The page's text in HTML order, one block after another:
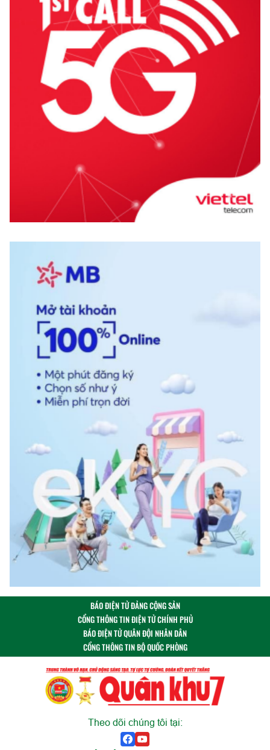
BÁO ĐIỆN TỬ ĐẢNG CỘNG SẢN
CỔNG THÔNG TIN ĐIỆN TỬ CHÍNH PHỦ
BÁO ĐIỆN TỬ QUÂN ĐỘI NHÂN DÂN
CỔNG THÔNG TIN BỘ QUỐC PHÒNG
Theo dõi chúng tôi tại: